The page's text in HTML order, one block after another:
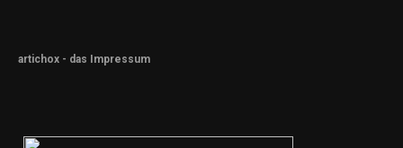
artichox - das Impressum